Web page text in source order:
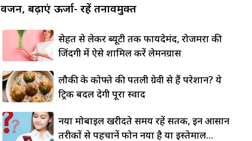
वजन, बढ़ाएं ऊर्जा- रहें तनावमुक्त
सेहत से लेकर ब्यूटी तक फायदेमंद, रोजमर्रा की
जिंदगी में ऐसे शामिल करें लेमनग्रास
लौकी के कोफ्ते की पतली ग्रेवी से हैं परेशान? ये
ट्रिक बदल देगी पूरा स्वाद
नया मोबाइल खरीदते समय रहें सतर्क, इन आसान
तरीकों से पहचानें फोन नया है या इस्तेमाल...